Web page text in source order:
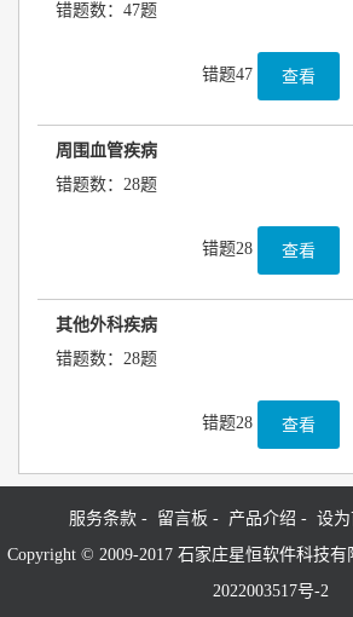
错题数：47题
错题47 查看
周围血管疾病
错题数：28题
错题28 查看
其他外科疾病
错题数：28题
错题28 查看
服务条款 - 留言板 - 产品介绍 - 设
Copyright © 2009-2017 石家庄星恒软件科技
2022003517号-2